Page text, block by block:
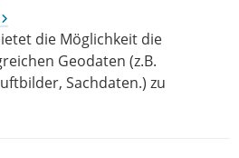
die Möglichkeit die
Geodaten (z.B.
Sachdaten.) zu